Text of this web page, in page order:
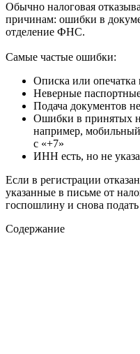
Обычно налоговая
причинам: ошибки в
отделение ФНС.
Самые частые ошибки:
Описка или
Неверные
Подача документов
Ошибки в принятых
например,
с «+7»
ИНН есть, но не
Если в регистрации
указанные в письме от
госпошлину и снова
Содержание